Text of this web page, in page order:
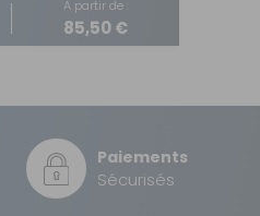
A partir de :
85,50 €
Paiements
Sécurisés